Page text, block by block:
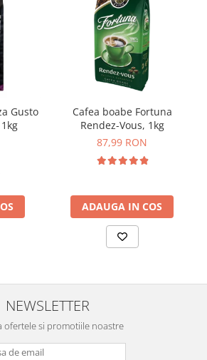
Gusto
Cafea boabe Fortuna
Rendez-Vous, 1kg
87,99 RON
ADAUGA IN COS
NEWSLETTER
ofertele si promotiile noastre